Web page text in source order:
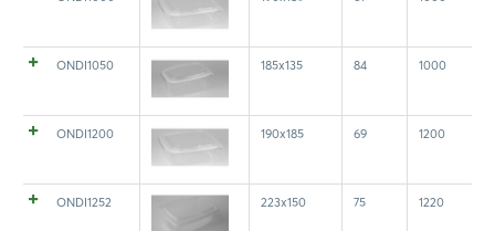
ONDI1050 185x135 84 1000
ONDI1200 190x185 69 1200
ONDI1252 223x150 75 1220